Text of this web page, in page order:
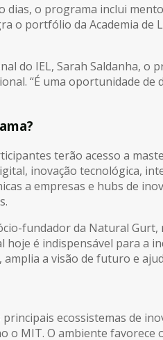
dias, o programa inclui
o portfólio da Academia
do IEL, Sarah Saldanha,
“É uma oportunidade
terão acesso a
inovação tecnológica,
a empresas e hubs de
fundador da Natural
é indispensável para a
a visão de futuro e
ecossistemas de
o MIT. O ambiente